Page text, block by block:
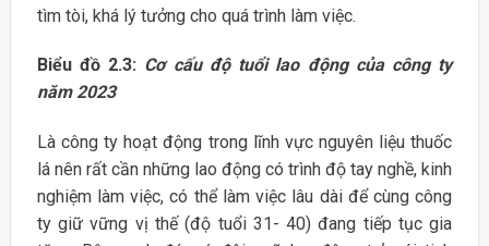
tìm tòi, khá lý tưởng cho quá trình làm việc.
Biểu đồ 2.3: Cơ cấu độ tuổi lao động của công ty
năm 2023
Là công ty hoạt động trong lĩnh vực nguyên liệu thuốc
lá nên rất cần những lao động có trình độ tay nghề, kinh
nghiệm làm việc, có thể làm việc lâu dài để cùng công
ty giữ vững vị thế (độ tuổi 31- 40) đang tiếp tục gia